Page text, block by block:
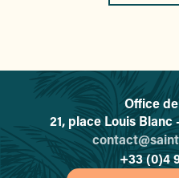
Office
21, place Louis Blanc
+33 (0)4